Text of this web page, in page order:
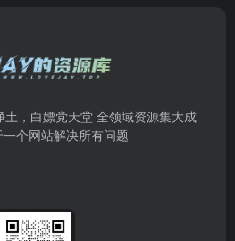
，白嫖党天堂 全领域资源集大成
个网站解决所有问题